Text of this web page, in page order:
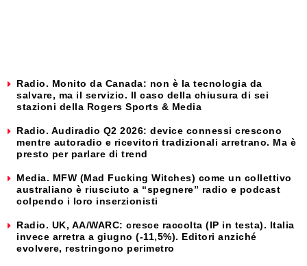
Radio. Monito da Canada: non è la tecnologia da
salvare, ma il servizio. Il caso della chiusura di sei
stazioni della Rogers Sports & Media
Radio. Audiradio Q2 2026: device connessi crescono
mentre autoradio e ricevitori tradizionali arretrano. Ma è
presto per parlare di trend
Media. MFW (Mad Fucking Witches) come un collettivo
australiano è riusciuto a “spegnere” radio e podcast
colpendo i loro inserzionisti
Radio. UK, AA/WARC: cresce raccolta (IP in testa). Italia
invece arretra a giugno (-11,5%). Editori anziché
evolvere, restringono perimetro